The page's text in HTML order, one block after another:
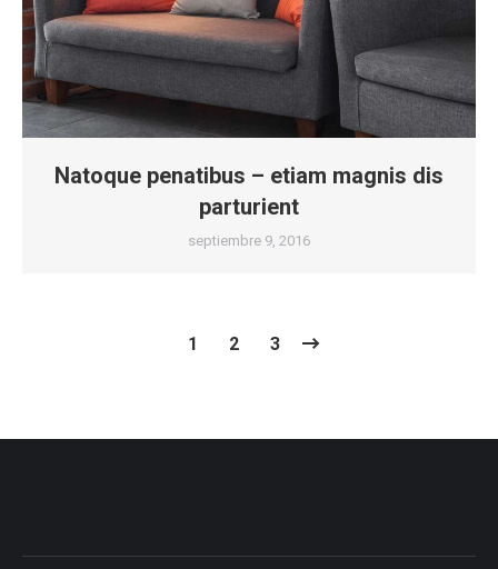
Natoque penatibus – etiam magnis dis
parturient
septiembre 9, 2016
1 2 3